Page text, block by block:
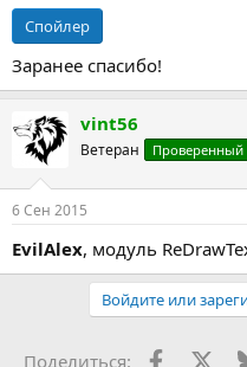
Спойлер
Заранее спасибо!
vint56
Ветеран Проверенный
6 Сен 2015
EvilAlex, модуль
Войдите или
Поделиться: Facebook
X